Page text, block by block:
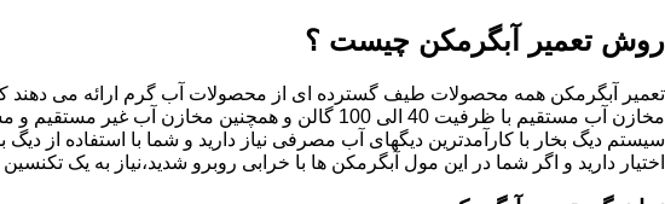
روش تعمیر آبگرمکن چیست ؟
تعمیر آبگرمکن همه محصولات طیف گسترده ای از محصولات آب گرم ارائه می دهند
مخازن آب مستقیم با ظرفیت 40 الی 100 گالن و همچنین مخازن
اختیار دارید و اگر شما در این مول آبگرمکن ها با خرابی روبرو شدید،نیاز به یک